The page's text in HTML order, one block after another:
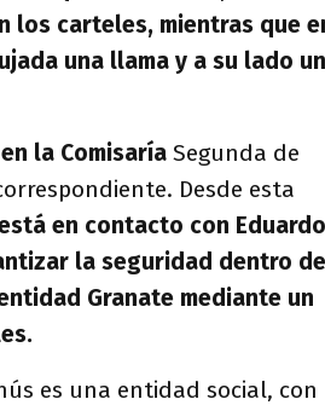
los carteles, mientras que
una llama y a su lado un
la Comisaría Segunda de
Desde esta
en contacto con Eduardo
la seguridad dentro
Granate mediante un
es una entidad social, con